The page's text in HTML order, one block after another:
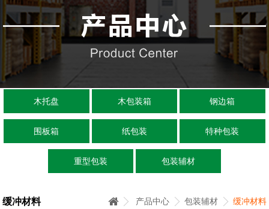
木托盘 木包装箱 钢边箱
围板箱 纸包装 特种包装
重型包装 包装辅材
缓冲材料 产品中心 包装辅材 缓冲材料